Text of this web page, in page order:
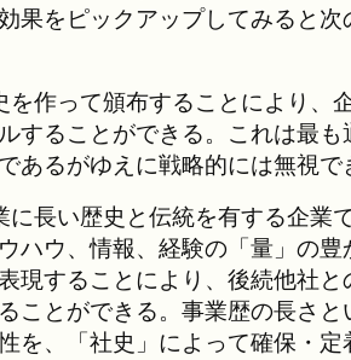
効果をピックアップしてみると
を作って頒布することにより、
することができる。これは最
あるがゆえに戦略的には無視
に長い歴史と伝統を有する企業
ハウ、情報、経験の「量」の
現することにより、後続他社
ことができる。事業歴の長さ
を、「社史」によって確保・